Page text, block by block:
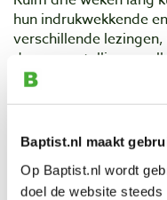
Baptist.nl maakt
Op Baptist.nl wordt
doel de website
hun indrukwekkende
verschillende
dansvoorstellingen,
Kontakt
Ort: Arnhem
Bezoek de website